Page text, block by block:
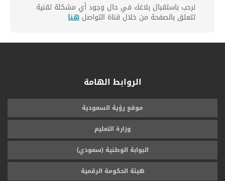
نرحب باستقبال بلاغك في حال وجود أي مشكلة تقنية
تتعلق بالصفحة من خلال قناة التواصل هنا
الروابط الهامة
موقع رؤية السعودية
وزارة التعليم
البوابة الوطنية (سعودي)
هيئة الحكومة الرقمية